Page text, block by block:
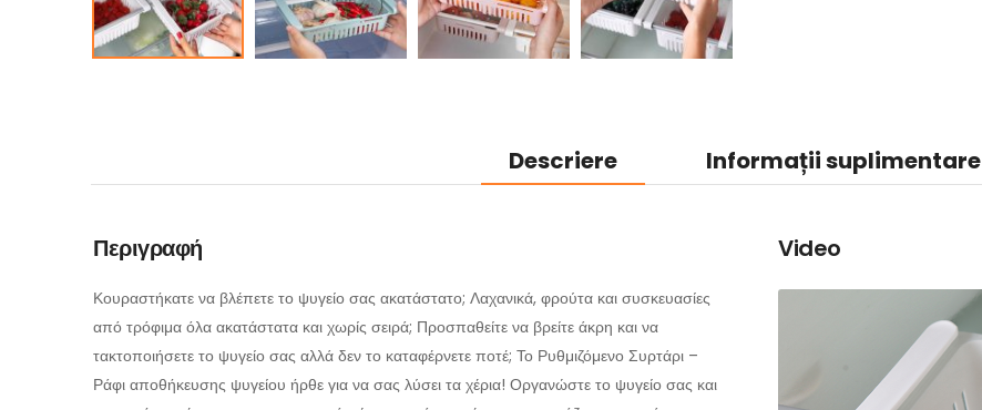
Descriere Informații suplimentare
Περιγραφή
Κουραστήκατε να βλέπετε το ψυγείο σας ακατάστατο; Λαχανικά, φρούτα και συσκευασίες
από τρόφιμα όλα ακατάστατα και χωρίς σειρά; Προσπαθείτε να βρείτε άκρη και να
τακτοποιήσετε το ψυγείο σας αλλά δεν το καταφέρνετε ποτέ; Το Ρυθμιζόμενο Συρτάρι –
Ράφι αποθήκευσης ψυγείου ήρθε για να σας λύσει τα χέρια! Οργανώστε το ψυγείο σας και
Video